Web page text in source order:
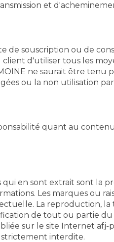
et
de souscription ou de
d'utiliser tous les
ne saurait être
ou la non utilisation
quant au
en sont extrait sont la
Les marques ou
La reproduction,
de tout ou partie
sur le site Internet
interdite.